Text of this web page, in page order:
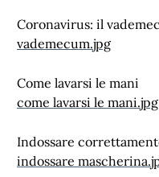
Coronavirus: il
vademecum.jpg
Come lavarsi le mani
come lavarsi le mani.jpg
Indossare
indossare